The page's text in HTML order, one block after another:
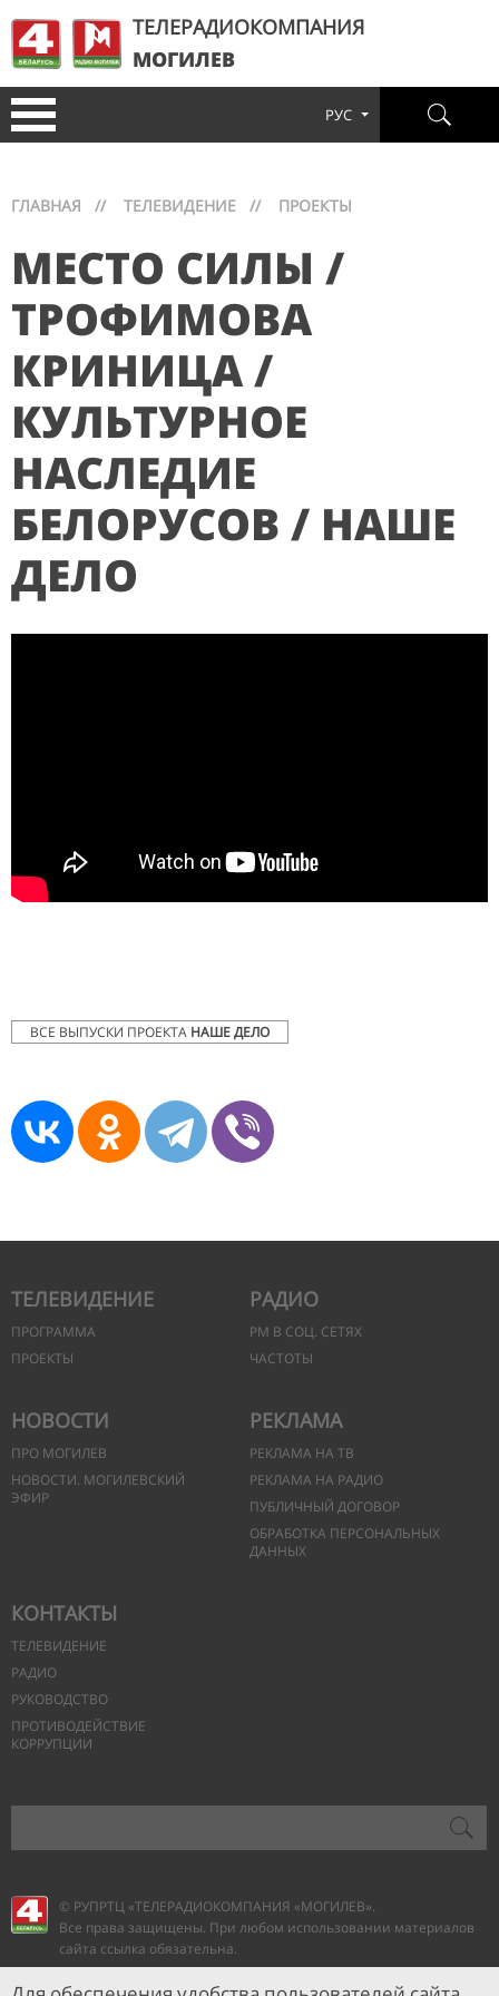
ТЕЛЕРАДИОКОМПАНИЯ
МОГИЛЕВ
РУС
ГЛАВНАЯ // ТЕЛЕВИДЕНИЕ // ПРОЕКТЫ
МЕСТО СИЛЫ /
ТРОФИМОВА
КРИНИЦА /
КУЛЬТУРНОЕ
НАСЛЕДИЕ
БЕЛОРУСОВ / НАШЕ
ДЕЛО
ВСЕ ВЫПУСКИ ПРОЕКТА НАШЕ ДЕЛО
ТЕЛЕВИДЕНИЕ
ПРОГРАММА
ПРОЕКТЫ
РАДИО
РМ В СОЦ. СЕТЯХ
ЧАСТОТЫ
НОВОСТИ
ПРО МОГИЛЕВ
НОВОСТИ. МОГИЛЕВСКИЙ
ЭФИР
РЕКЛАМА
РЕКЛАМА НА ТВ
РЕКЛАМА НА РАДИО
ПУБЛИЧНЫЙ ДОГОВОР
ОБРАБОТКА ПЕРСОНАЛЬНЫХ
ДАННЫХ
КОНТАКТЫ
ТЕЛЕВИДЕНИЕ
РАДИО
РУКОВОДСТВО
ПРОТИВОДЕЙСТВИЕ
КОРРУПЦИИ
© РУПРТЦ «ТЕЛЕРАДИОКОМПАНИЯ «МОГИЛЕВ».
Все права защищены. При любом использовании материалов
сайта ссылка обязательна.